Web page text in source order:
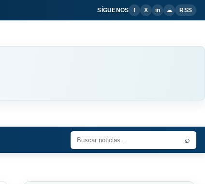
SÍGUENOS f X in ☁ RSS
⌕